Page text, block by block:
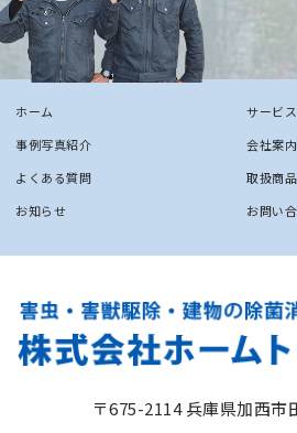
ホーム
サービ
事例写真紹介
会社案内
よくある質問
取扱商品
お知らせ
お問い
〒675-2114 兵庫県加西市